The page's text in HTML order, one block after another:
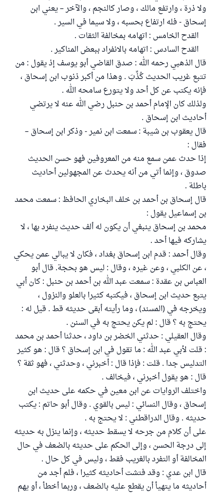
ولا ذرة ، وارتفع مالك ، وصار كالنجم ، والآخر – يعني ابن
إسحاق - فله ارتفاع بحسبه ، ولا سيما في السير .
القدح الخامس : اتهامه بمخالفة الثقات .
القدح السادس : اتهامه بالانفراد ببعض المناكير .
قال الذهبي رحمه الله : صدق القاضي أبو يوسف إذ يقول : من
تتبع غريب الحديث كُذِّبَ . وهذا من أكبر ذنوب ابن إسحاق ،
فإنه يكتب عن كل أحد ولا يتورع سامحه الله .
ولذلك كان الإمام أحمد بن حنبل رضي الله عنه لا يرتضي
أحاديث ابن إسحاق .
قال يعقوب بن شيبة : سمعت ابن نمير - وذكر ابن إسحاق –
فقال :
إذا حدث عمن سمع منه من المعروفين فهو حسن الحديث
صدوق ، وإنما أتي من أنه يحدث عن المجهولين أحاديث
باطلة .
قال إسحاق بن أحمد بن خلف البخاري الحافظ : سمعت محمد
بن إسماعيل يقول :
محمد بن إسحاق ينبغي أن يكون له ألف حديث ينفرد بها ، لا
يشاركه فيها أحد .
وقال أحمد : قدم ابن إسحاق بغداد ، فكان لا يبالي عمن يحكي
، عن الكلبي ، وعن غيره ، وقال : ليس هو بحجة. قال أبو
العباس بن عقدة : سمعت عبد الله بن أحمد بن حنبل : كان أبي
يتبع حديث ابن إسحاق ، فيكتبه كثيرا بالعلو والنزول ،
ويخرجه في (المسند) ، وما رأيته أبقى حديثه قط . قيل له :
يحتج به ؟ قال : لم يكن يحتج به في السنن .
وقال العقيلي : حدثني الخضر بن داود ، حدثنا أحمد بن محمد
: قلت لأبي عبد الله : ما تقول في ابن إسحاق ؟ قال : هو كثير
التدليس جدا . قلت : فإذا قال : أخبرني ، وحدثني ، فهو ثقة ؟
قال : هو يقول أخبرني ، فيخالف .
واختلف الروايات عن ابن معين في حكمه على حديث ابن
إسحاق ، وقال النسائي : ليس بالقوي . وقال أبو حاتم : يكتب
حديثه . وقال الدراقطني : لا يحتج به .
على أن كلام من جرحه لا يسقط حديثه ، وإنما ينزل به حديثه
إلى درجة الحسن ، وإلى الحكم على حديثه بالضعف في حال
المخالفة أو التفرد بالغريب فقط ، وليس في كل حال .
قال ابن عدي : وقد فتشت أحاديثه كثيرا ، فلم أجد من
أحاديثه ما يتهيأ أن يقطع عليه بالضعف ، وربما أخطأ ، أو يهم